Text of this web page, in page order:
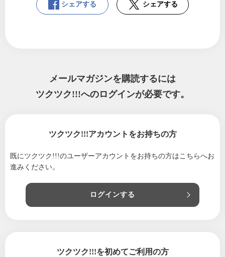
シェアする シェアする
メールマガジンを購読するには
ツクツク!!!へのログインが必要です。
ツクツク!!!アカウントをお持ちの方
既にツクツク!!!のユーザーアカウントをお持ちの方はこちらへお
進みください。
ログインする
ツクツク!!!を初めてご利用の方